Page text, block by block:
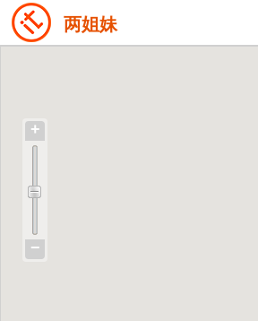
两姐妹
+
−